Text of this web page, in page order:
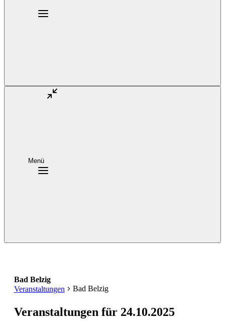
Menü
Bad Belzig
Veranstaltungen
Bad Belzig
Veranstaltungen für 24.10.2025